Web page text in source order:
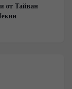
от Тайван